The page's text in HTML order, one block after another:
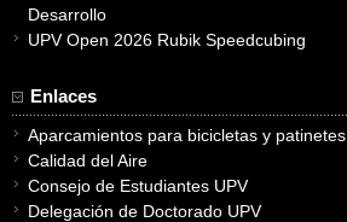
Desarrollo
UPV Open 2026 Rubik Speedcubing
Enlaces
Aparcamientos para bicicletas y patinetes
Calidad del Aire
Consejo de Estudiantes UPV
Delegación de Doctorado UPV